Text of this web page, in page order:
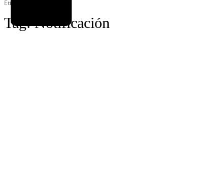
Etiquetas
Tag:Notificación